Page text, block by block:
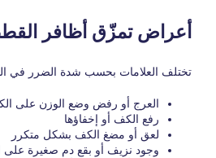
أعراض تمزّق أظافر
تختلف العلامات بحسب شدة الضرر في
العرج أو رفض وضع الوزن على
رفع الكف أو إخفاؤها
لعق أو مضغ الكف بشكل متكرر
وجود نزيف أو بقع دم صغيرة على